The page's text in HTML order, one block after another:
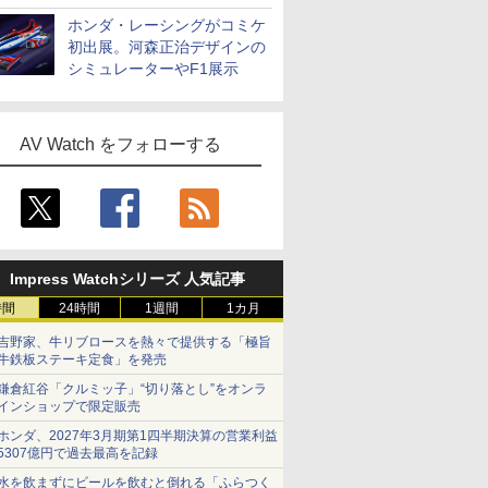
ホンダ・レーシングがコミケ
初出展。河森正治デザインの
シミュレーターやF1展示
AV Watch をフォローする
Impress Watchシリーズ 人気記事
24時間 1週間 1カ月
野家、牛リブロースを熱々で提供する「極旨
鉄板ステーキ定食」を発売
倉紅谷「クルミッ子」“切り落とし”をオンラ
ンショップで限定販売
ンダ、2027年3月期第1四半期決算の営業利益
億円で過去最高を記録
を飲まずにビールを飲むと倒れる「ふらつく